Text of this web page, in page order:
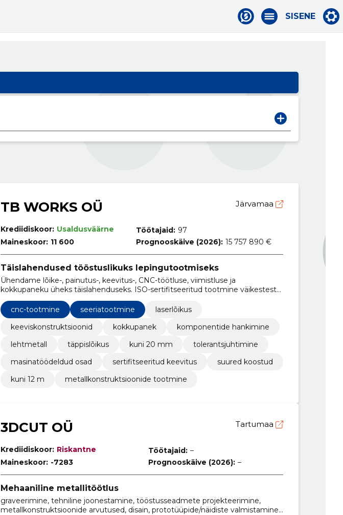
SISENE
TB WORKS OÜ Järvamaa
Krediidiskoor: Usaldusväärne
Maineskoor: 11 600
Töötajaid: 97
Prognooskäive (2026): 15 757 890 €
Täislahendused tööstuslikuks lepingutootmiseks
Ühendame lõike-, painutus-, keevitus-, CNC-töötluse, viimistluse ja
kokkupaneku üheks täislahenduseks. ISO-sertifitseeritud tootmine väikestest
kuni keskmise seeriatest ja projektipõhiste konstruktsioonide jaoks.
cnc-tootmine
seeriatootmine
laserlõikus
keeviskonstruktsioonid
kokkupanek
komponentide hankimine
lehtmetall
täppislõikus kuni 20 mm
tolerantsjuhtimine
masinatöödeldud osad
sertifitseeritud keevitus
suured koostud
kuni 12 m
metallkonstruktsioonide tootmine
3DCUT OÜ Tartumaa
Krediidiskoor: Riskantne
Maineskoor: -7283
Töötajaid: –
Prognooskäive (2026): –
Mehaaniline metallitöötlus
graveerimine, tehniline joonestamine, tööstusseadmete projekteerimine,
metallkonstruktsioonide arvutused, disain, prototüüpide/näidiste valmistamine,